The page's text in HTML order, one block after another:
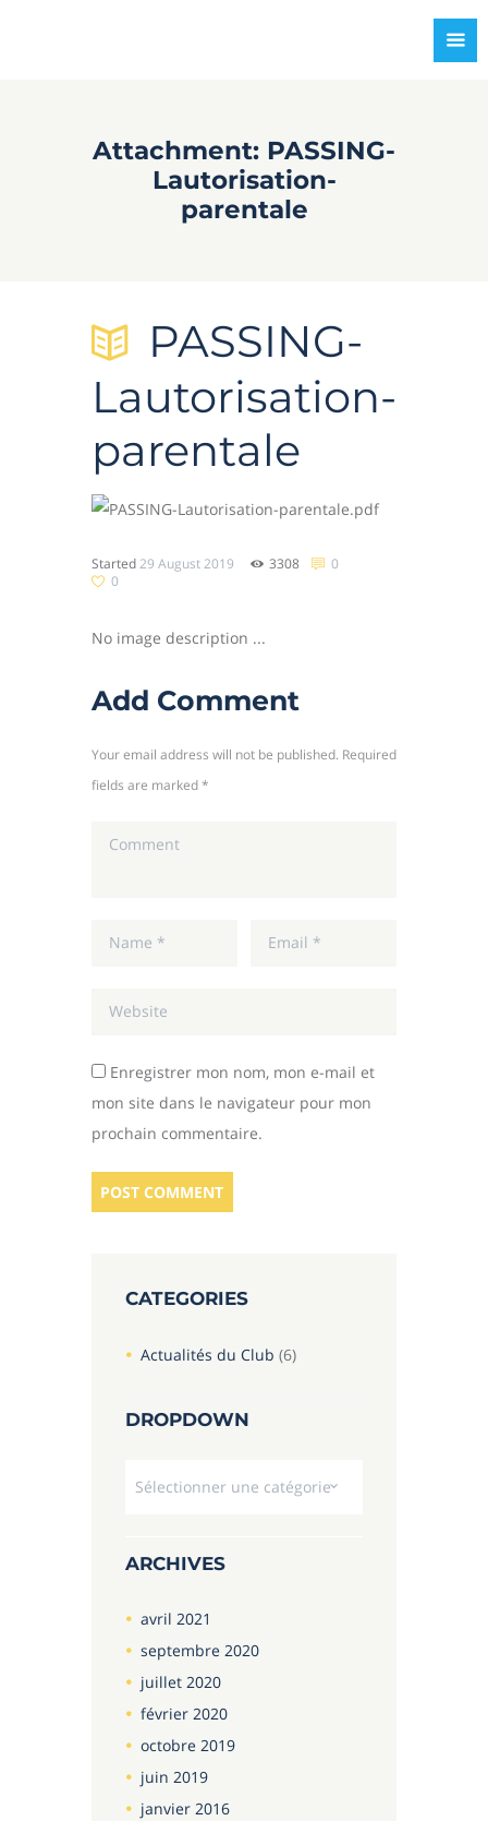
Attachment: PASSING-
Lautorisation-
parentale
PASSING-
Lautorisation-
parentale
Started 29 August 2019 3308
0
0
No image description ...
Add Comment
Your email address will not be published. Required
fields are marked *
Enregistrer mon nom, mon e-mail et
mon site dans le navigateur pour mon
prochain commentaire.
CATEGORIES
Actualités du Club (6)
DROPDOWN
ARCHIVES
avril 2021
septembre 2020
juillet 2020
février 2020
octobre 2019
juin 2019
janvier 2016